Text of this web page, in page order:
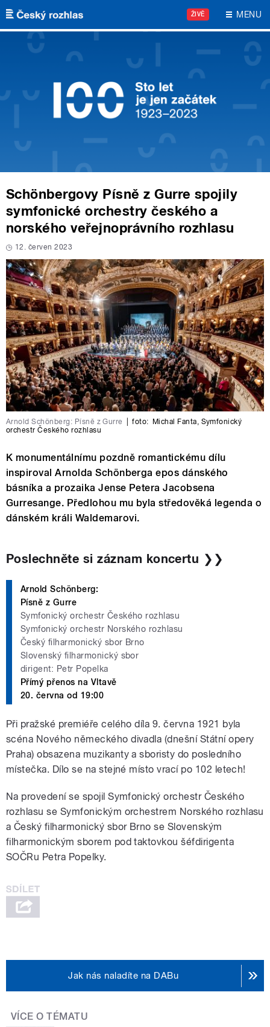
Přejít k hlavnímu obsahu
ŽIVĚ MENU
Schönbergovy Písně z Gurre spojily
symfonické orchestry českého a
norského veřejnoprávního rozhlasu
12. červen 2023
Arnold Schönberg: Písně z Gurre foto: Michal Fanta, Symfonický
orchestr Českého rozhlasu
K monumentálnímu pozdně romantickému dílu
inspiroval Arnolda Schönberga epos dánského
básníka a prozaika Jense Petera Jacobsena
Gurresange. Předlohou mu byla středověká legenda o
dánském králi Waldemarovi.
Poslechněte si záznam koncertu ❯❯
Arnold Schönberg:
Písně z Gurre
Symfonický orchestr Českého rozhlasu
Symfonický orchestr Norského rozhlasu
Český filharmonický sbor Brno
Slovenský filharmonický sbor
dirigent: Petr Popelka
Přímý přenos na Vltavě
20. června od 19:00
Při pražské premiéře celého díla 9. června 1921 byla
scéna Nového německého divadla (dnešní Státní opery
Praha) obsazena muzikanty a sboristy do posledního
místečka. Dílo se na stejné místo vrací po 102 letech!
Na provedení se spojil Symfonický orchestr Českého
rozhlasu se Symfonickým orchestrem Norského rozhlasu
a Český filharmonický sbor Brno se Slovenským
filharmonickým sborem pod taktovkou šéfdirigenta
SOČRu Petra Popelky.
Jak nás naladíte na DABu
VÍCE O TÉMATU